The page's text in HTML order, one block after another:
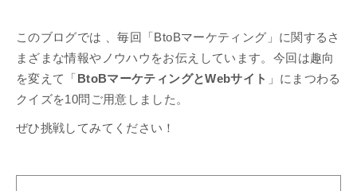
このブログでは 、毎回「BtoBマーケティング」に関するさ
まざまな情報やノウハウをお伝えしています。今回は趣向
を変えて「 BtoBマーケティングとWebサイト 」にまつわる
クイズを10問ご用意しました。
ぜひ挑戦してみてください！